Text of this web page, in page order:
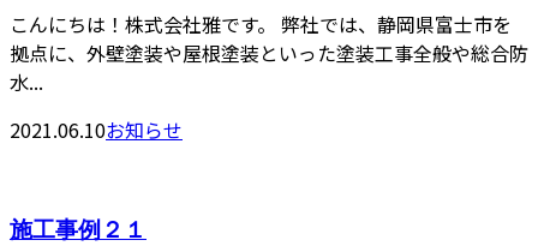
こんにちは！株式会社雅です。 弊社では、静岡県富士市を
拠点に、外壁塗装や屋根塗装といった塗装工事全般や総合防
水...
2021.06.10お知らせ
施工事例２１